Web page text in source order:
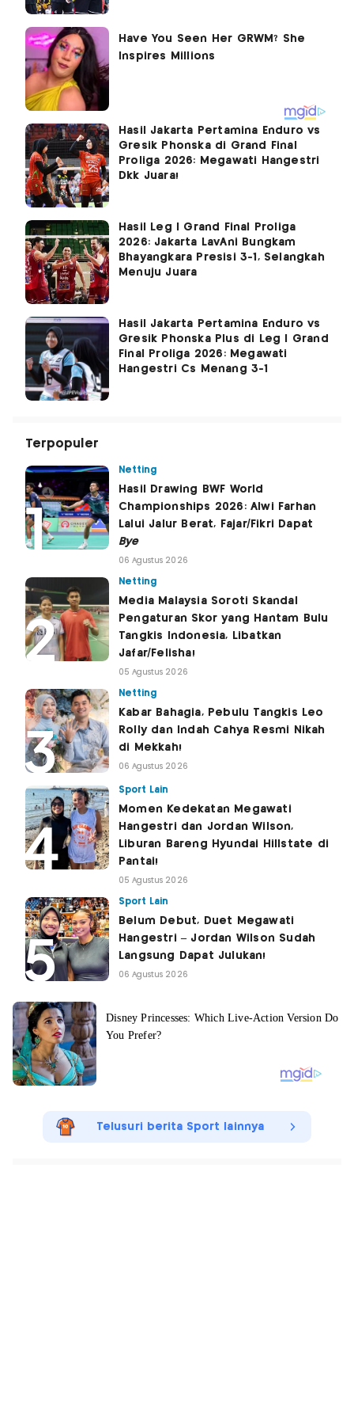
Hasil Jakarta Pertamina Enduro vs
Gresik Phonska di Grand Final
Proliga 2026: Megawati Hangestri
Dkk Juara!
Hasil Leg I Grand Final Proliga
2026: Jakarta LavAni Bungkam
Bhayangkara Presisi 3-1, Selangkah
Menuju Juara
Hasil Jakarta Pertamina Enduro vs
Gresik Phonska Plus di Leg I Grand
Final Proliga 2026: Megawati
Hangestri Cs Menang 3-1
Terpopuler
Netting
Hasil Drawing BWF World
Championships 2026: Alwi Farhan
Lalui Jalur Berat, Fajar/Fikri Dapat
Bye
06 Agustus 2026
Netting
Media Malaysia Soroti Skandal
Pengaturan Skor yang Hantam Bulu
Tangkis Indonesia, Libatkan
Jafar/Felisha!
05 Agustus 2026
Netting
Kabar Bahagia, Pebulu Tangkis Leo
Rolly dan Indah Cahya Resmi Nikah
di Mekkah!
06 Agustus 2026
Sport Lain
Momen Kedekatan Megawati
Hangestri dan Jordan Wilson,
Liburan Bareng Hyundai Hillstate di
Pantai!
05 Agustus 2026
Sport Lain
Belum Debut, Duet Megawati
Hangestri – Jordan Wilson Sudah
Langsung Dapat Julukan!
06 Agustus 2026
Telusuri berita Sport lainnya